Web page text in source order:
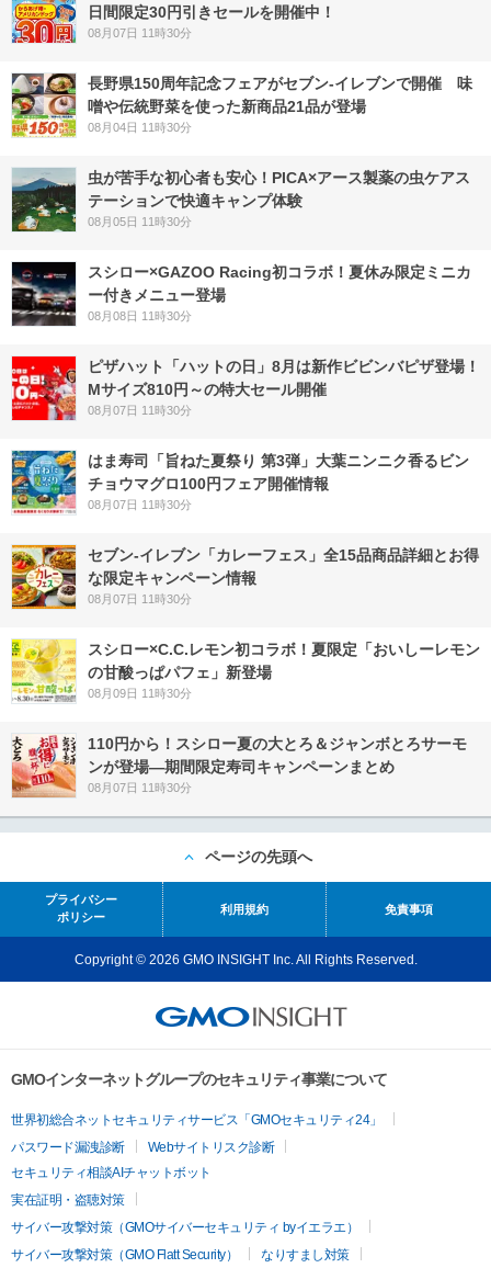
日間限定30円引きセールを開催中！
08月07日 11時30分
長野県150周年記念フェアがセブン-イレブンで開催 味
噌や伝統野菜を使った新商品21品が登場
08月04日 11時30分
虫が苦手な初心者も安心！PICA×アース製薬の虫ケアス
テーションで快適キャンプ体験
08月05日 11時30分
スシロー×GAZOO Racing初コラボ！夏休み限定ミニカ
ー付きメニュー登場
08月08日 11時30分
ピザハット「ハットの日」8月は新作ビビンバピザ登場！
Mサイズ810円～の特大セール開催
08月07日 11時30分
はま寿司「旨ねた夏祭り 第3弾」大葉ニンニク香るビン
チョウマグロ100円フェア開催情報
08月07日 11時30分
セブン‐イレブン「カレーフェス」全15品商品詳細とお得
な限定キャンペーン情報
08月07日 11時30分
スシロー×C.C.レモン初コラボ！夏限定「おいしーレモン
の甘酸っぱパフェ」新登場
08月09日 11時30分
110円から！スシロー夏の大とろ＆ジャンボとろサーモ
ンが登場―期間限定寿司キャンペーンまとめ
08月07日 11時30分
ページの先頭へ
プライバシー
ポリシー
利用規約 免責事項
Copyright © 2026 GMO INSIGHT Inc. All Rights Reserved.
GMOインターネットグループのセキュリティ事業について
世界初総合ネットセキュリティサービス「GMOセキュリティ24」
パスワード漏洩診断
Webサイトリスク診断
セキュリティ相談AIチャットボット
実在証明・盗聴対策
サイバー攻撃対策（GMOサイバーセキュリティ byイエラエ）
サイバー攻撃対策（GMO Flatt Security）
なりすまし対策